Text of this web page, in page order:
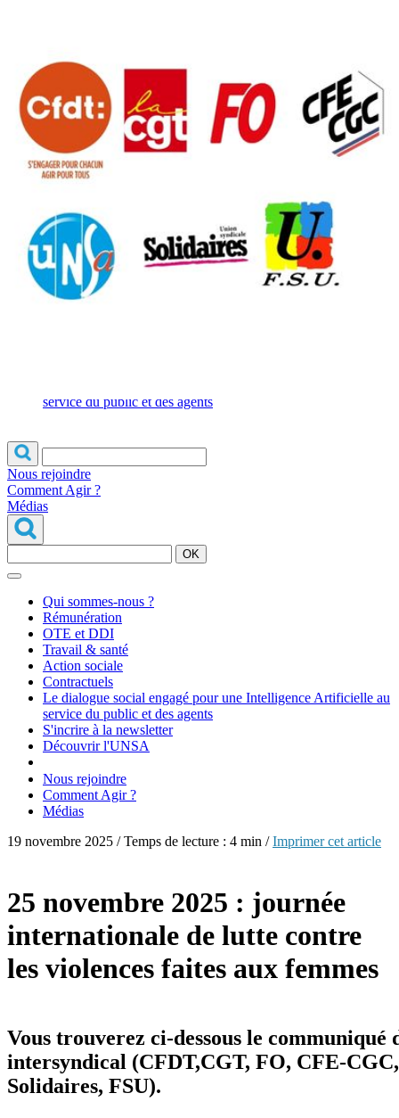
Qui
sommes-
Rémunération
|
OTE et DDI
|
Travail & santé
service du public et des agents
Nous rejoindre
Comment Agir ?
Médias
OK
Qui sommes-nous ?
Rémunération
OTE et DDI
Travail & santé
Action sociale
Contractuels
Le dialogue social engagé pour une Intelligence Artificielle au
service du public et des agents
S'incrire à la newsletter
Découvrir l'UNSA
Nous rejoindre
Comment Agir ?
Médias
19 novembre 2025 / Temps de lecture : 4 min /Imprimer cet article
25 novembre 2025 : journée
internationale de lutte contre
les violences faites aux femmes
Vous trouverez ci-dessous le communiqué
intersyndical (CFDT,CGT, FO, CFE-
Solidaires, FSU).